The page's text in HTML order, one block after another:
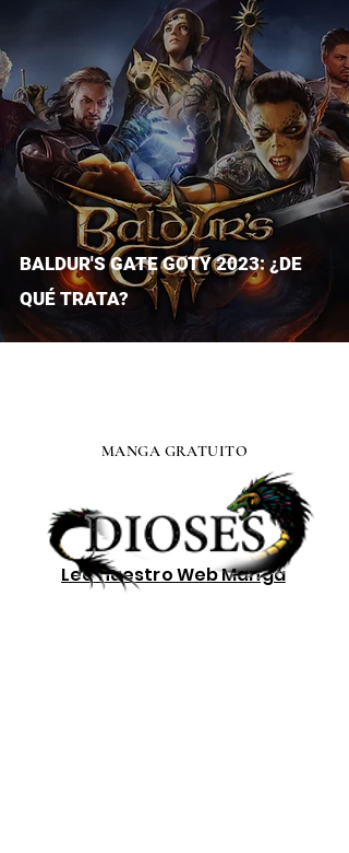
BALDUR'S GATE GOTY 2023: ¿DE
QUÉ TRATA?
Lee nuestroWeb Manga
MANGA GRATUITO